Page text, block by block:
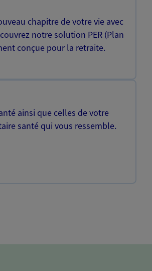
chapitre de votre vie avec
notre solution PER (Plan
conçue pour la retraite.
ainsi que celles de votre
santé qui vous ressemble.